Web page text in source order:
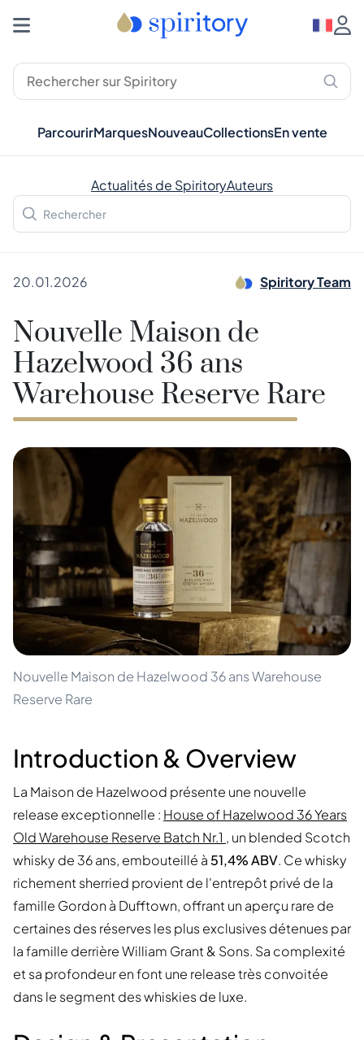
ParcourirMarquesNouveauCollectionsEn vente
Actualités de SpiritoryAuteurs
20.01.2026 Spiritory Team
Nouvelle Maison de
Hazelwood 36 ans
Warehouse Reserve Rare
Nouvelle Maison de Hazelwood 36 ans Warehouse
Reserve Rare
Introduction & Overview
La Maison de Hazelwood présente une nouvelle
release exceptionnelle : House of Hazelwood 36 Years
Old Warehouse Reserve Batch Nr.1 , un blended Scotch
whisky de 36 ans, embouteillé à 51,4% ABV. Ce whisky
richement sherried provient de l'entrepôt privé de la
famille Gordon à Dufftown, offrant un aperçu rare de
certaines des réserves les plus exclusives détenues par
la famille derrière William Grant & Sons. Sa complexité
et sa profondeur en font une release très convoitée
dans le segment des whiskies de luxe.